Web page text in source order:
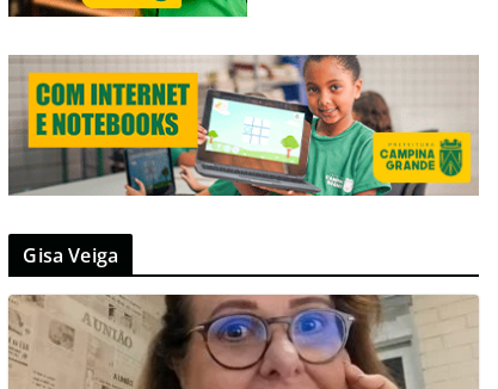
Gisa Veiga